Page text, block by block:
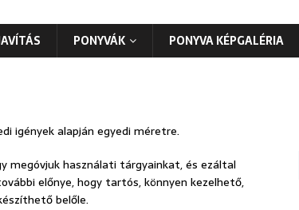
PONYVÁK PONYVA KÉPGALÉRIA
igények alapján egyedi méretre.
megóvjuk használati tárgyainkat, és ezáltal
előnye, hogy tartós, könnyen kezelhető,
belőle.